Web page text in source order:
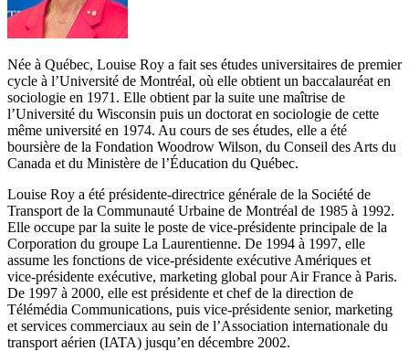
Née à Québec, Louise Roy a fait ses études universitaires de premier
cycle à l’Université de Montréal, où elle obtient un baccalauréat en
sociologie en 1971. Elle obtient par la suite une maîtrise de
l’Université du Wisconsin puis un doctorat en sociologie de cette
même université en 1974. Au cours de ses études, elle a été
boursière de la Fondation Woodrow Wilson, du Conseil des Arts du
Canada et du Ministère de l’Éducation du Québec.
Louise Roy a été présidente-directrice générale de la Société de
Transport de la Communauté Urbaine de Montréal de 1985 à 1992.
Elle occupe par la suite le poste de vice-présidente principale de la
Corporation du groupe La Laurentienne. De 1994 à 1997, elle
assume les fonctions de vice-présidente exécutive Amériques et
vice-présidente exécutive, marketing global pour Air France à Paris.
De 1997 à 2000, elle est présidente et chef de la direction de
Télémédia Communications, puis vice-présidente senior, marketing
et services commerciaux au sein de l’Association internationale du
transport aérien (IATA) jusqu’en décembre 2002.